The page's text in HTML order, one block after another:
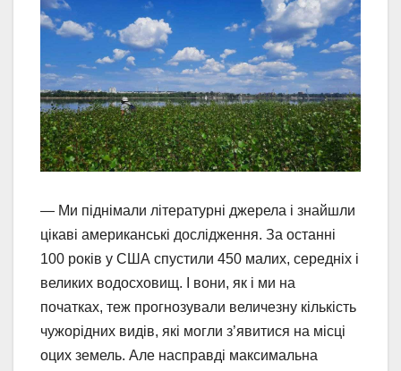
— Ми піднімали літературні джерела і знайшли
цікаві американські дослідження. За останні
100 років у США спустили 450 малих, середніх і
великих водосховищ. І вони, як і ми на
початках, теж прогнозували величезну кількість
чужорідних видів, які могли з’явитися на місці
оцих земель. Але насправді максимальна